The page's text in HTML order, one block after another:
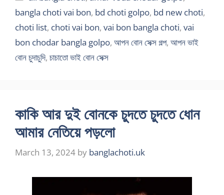
bangla choti vai bon, bd choti golpo, bd new choti,
choti list, choti vai bon, vai bon bangla choti, vai
bon chodar bangla golpo, আপন বোন সেক্স গল্প, আপন ভাই
বোন চুদাচুদি, চাচাতো ভাই বোন সেক্স
কাকি আর দুই বোনকে চুদতে চুদতে ধোন
আমার নেতিয়ে পড়লো
March 13, 2024 by banglachoti.uk